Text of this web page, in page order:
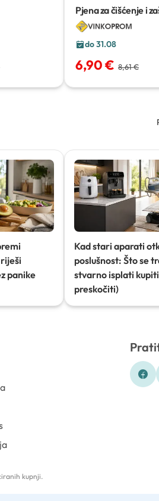
Pjena za čišćenje i
Armor All 500 ml
do 31.08
6,90 € 8,61 €
panike
Kad stari aparati
poslušnost: Što se
stvarno isplati
preskočiti)
kupnji.